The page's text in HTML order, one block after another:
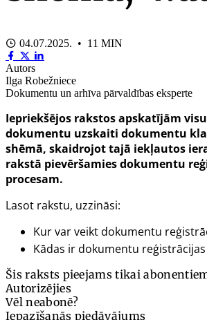
04.07.2025. • 11 MIN
Autors
Ilga Robežniece
Dokumentu un arhīva pārvaldības eksperte
Iepriekšējos rakstos apskatījām
dokumentu uzskaiti dokumentu
shēmā, skaidrojot tajā iekļautos
rakstā pievēršamies dokumentu
procesam.
Lasot rakstu, uzzināsi:
Kur var veikt dokumentu
Kādas ir dokumentu
Šis raksts pieejams tikai
Autorizējies
Vēl neabonē?
Iepazīšanās piedāvājums